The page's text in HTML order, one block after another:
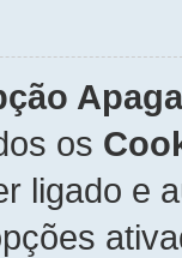
os
ligado e